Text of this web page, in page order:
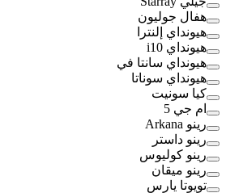
هفال جوليون
هيونداي إلنترا
هيونداي i10
هيونداي سانتا في
هيونداي سوناتا
كيا سونيت
ام جي 5
رينو Arkana
رينو داستر
رينو كوليوس
رينو ميقان
تويوتا يارس